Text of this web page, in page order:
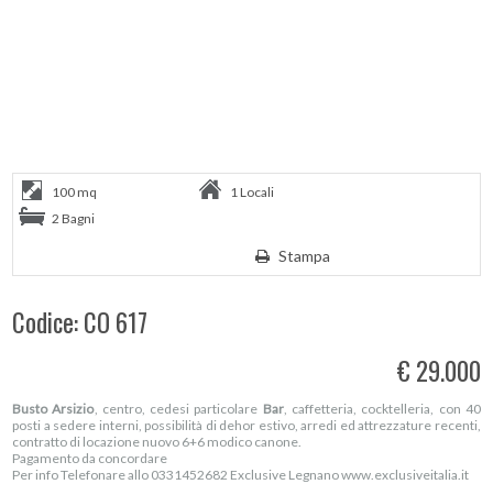
100 mq
1 Locali
2 Bagni
Stampa
Codice: CO 617
€ 29.000
Busto Arsizio, centro, cedesi particolare Bar, caffetteria, cocktelleria, con 40
posti a sedere interni, possibilità di dehor estivo, arredi ed attrezzature recenti,
contratto di locazione nuovo 6+6 modico canone.
Pagamento da concordare
Per info Telefonare allo 0331452682 Exclusive Legnano www.exclusiveitalia.it